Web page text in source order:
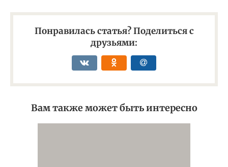
Понравилась статья? Поделиться с
друзьями:
Вам также может быть интересно